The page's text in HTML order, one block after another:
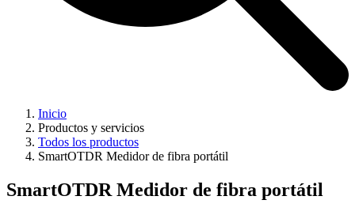
Inicio
Productos y servicios
Todos los productos
SmartOTDR Medidor de fibra portátil
SmartOTDR Medidor de fibra portátil